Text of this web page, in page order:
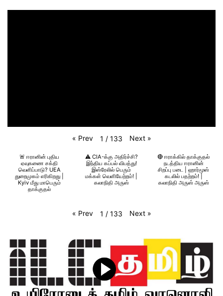
« Prev 1 / 133 Next »
🚨 ஈரானின் புதிய
ஏவுகணை சக்தி
வெளிப்பாடு? UEA
துறைமுகம் எரிகிறது |
Kyiv மீது மாபெரும்
தாக்குதல்
⚠️ CIA-க்கு அதிர்ச்சி?
இந்திய கப்பல் விபத்து!
இஸ்ரேலில் பெரும்
மக்கள் வெளியேற்றம்! |
கலாநிதி அருஸ்
🔴 ஈராக்கில் தாக்குதல்
நடத்திய ஈரானின்
சிறப்பு படை | ஹார்மூஸ்
கடலில் பதற்றம்! |
கலாநிதி அருஸ் அருஸ்
« Prev 1 / 133 Next »